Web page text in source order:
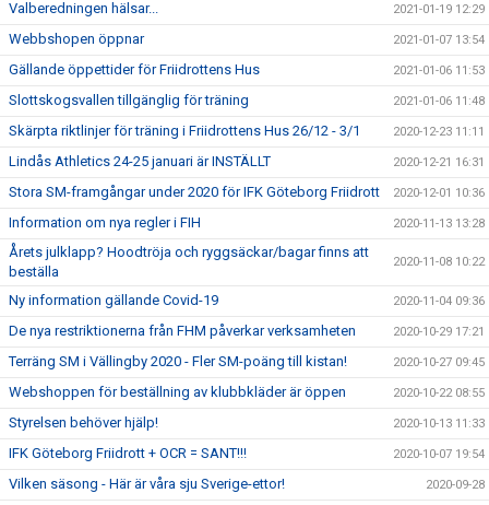
Valberedningen hälsar... 2021-01-19 12:29
Webbshopen öppnar 2021-01-07 13:54
Gällande öppettider för Friidrottens Hus 2021-01-06 11:53
Slottskogsvallen tillgänglig för träning 2021-01-06 11:48
Skärpta riktlinjer för träning i Friidrottens Hus 26/12 - 3/1 2020-12-23 11:11
Lindås Athletics 24-25 januari är INSTÄLLT 2020-12-21 16:31
Stora SM-framgångar under 2020 för IFK Göteborg Friidrott 2020-12-01 10:36
Information om nya regler i FIH 2020-11-13 13:28
Årets julklapp? Hoodtröja och ryggsäckar/bagar finns att
beställa
2020-11-08 10:22
Ny information gällande Covid-19 2020-11-04 09:36
De nya restriktionerna från FHM påverkar verksamheten 2020-10-29 17:21
Terräng SM i Vällingby 2020 - Fler SM-poäng till kistan! 2020-10-27 09:45
Webshoppen för beställning av klubbkläder är öppen 2020-10-22 08:55
Styrelsen behöver hjälp! 2020-10-13 11:33
IFK Göteborg Friidrott + OCR = SANT!!! 2020-10-07 19:54
Vilken säsong - Här är våra sju Sverige-ettor! 2020-09-28